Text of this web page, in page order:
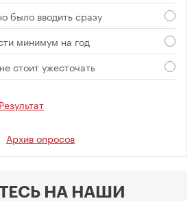
было вводить сразу
минимум на год
стоит ужесточать
Результат
Архив опросов
НА НАШИ